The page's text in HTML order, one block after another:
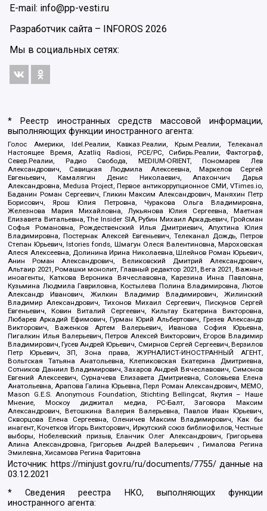
E-mail: info@pp-vesti.ru
Разработчик сайта –
INFOROS 2026
Мы в социальных сетях:
* Реестр иностранных средств массовой информации,
выполняющих функции иностранного агента:
Голос Америки, Idel.Реалии, Кавказ.Реалии, Крым.Реалии, Телеканал
Настоящее Время, Azatliq Radiosi, PCE/PC, Сибирь.Реалии, Фактограф,
Север.Реалии, Радио Свобода, MEDIUM-ORIENT, Пономарев Лев
Александрович, Савицкая Людмила Алексеевна, Маркелов Сергей
Евгеньевич, Камалягин Денис Николаевич, Апахончич Дарья
Александровна, Medusa Project, Первое антикоррупционное СМИ, VTimes.io,
Баданин Роман Сергеевич, Гликин Максим Александрович, Маняхин Петр
Борисович, Ярош Юлия Петровна, Чуракова Ольга Владимировна,
Железнова Мария Михайловна, Лукьянова Юлия Сергеевна, Маетная
Елизавета Витальевна, The Insider SIA, Рубин Михаил Аркадьевич, Гройсман
Софья Романовна, Рождественский Илья Дмитриевич, Апухтина Юлия
Владимировна, Постернак Алексей Евгеньевич, Телеканал Дождь, Петров
Степан Юрьевич, Istories fonds, Шмагун Олеся Валентиновна, Мароховская
Алеся Алексеевна, Долинина Ирина Николаевна, Шлейнов Роман Юрьевич,
Анин Роман Александрович, Великовский Дмитрий Александрович,
Альтаир 2021, Ромашки монолит, Главный редактор 2021, Вега 2021, Важные
иноагенты, Каткова Вероника Вячеславовна, Карезина Инна Павловна,
Кузьмина Людмила Гавриловна, Костылева Полина Владимировна, Лютов
Александр Иванович, Жилкин Владимир Владимирович, Жилинский
Владимир Александрович, Тихонов Михаил Сергеевич, Пискунов Сергей
Евгеньевич, Ковин Виталий Сергеевич, Кильтау Екатерина Викторовна,
Любарев Аркадий Ефимович, Гурман Юрий Альбертович, Грезев Александр
Викторович, Важенков Артем Валерьевич, Иванова София Юрьевна,
Пигалкин Илья Валерьевич, Петров Алексей Викторович, Егоров Владимир
Владимирович, Гусев Андрей Юрьевич, Смирнов Сергей Сергеевич, Верзилов
Петр Юрьевич, ЗП, Зона права, ЖУРНАЛИСТ-ИНОСТРАННЫЙ АГЕНТ,
Вольтская Татьяна Анатольевна, Клепиковская Екатерина Дмитриевна,
Сотников Даниил Владимирович, Захаров Андрей Вячеславович, Симонов
Евгений Алексеевич, Сурначева Елизавета Дмитриевна, Соловьева Елена
Анатольевна, Арапова Галина Юрьевна, Перл Роман Александрович, МЕМО,
Mason G.E.S. Anonymous Foundation, Stichting Bellingcat, Якутия – Наше
Мнение, Москоу диджитал медиа, РС-Балт, Заговора Максим
Александрович, Ветошкина Валерия Валерьевна, Павлов Иван Юрьевич,
Скворцова Елена Сергеевна, Оленичев Максим Владимирович, Как бы
инагент, Кочетков Игорь Викторович, Иркутский союз библиофилов, Честные
выборы, Нобелевский призыв, Еланчик Олег Александрович, Григорьева
Алина Александровна, Григорьев Андрей Валерьевич , Гималова Регина
Эмилевна, Хисамова Регина Фаритовна
Источник: https://minjust.gov.ru/ru/documents/7755/ данные на
03.12.2021
* Сведения реестра НКО, выполняющих функции
иностранного агента: